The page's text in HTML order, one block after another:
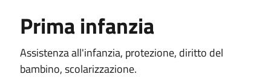
Prima infanzia
Assistenza all'infanzia, protezione, diritto del
bambino, scolarizzazione.